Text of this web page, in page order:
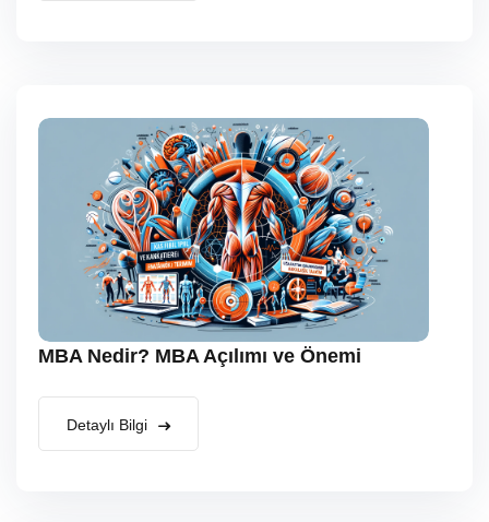
MBA Nedir? MBA Açılımı ve Önemi
Detaylı Bilgi